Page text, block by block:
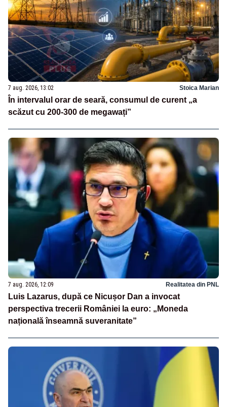
7 aug. 2026, 13:02 Stoica Marian
În intervalul orar de seară, consumul de curent „a
scăzut cu 200-300 de megawați”
7 aug. 2026, 12:09 Realitatea din PNL
Luis Lazarus, după ce Nicușor Dan a invocat
perspectiva trecerii României la euro: „Moneda
națională înseamnă suveranitate”